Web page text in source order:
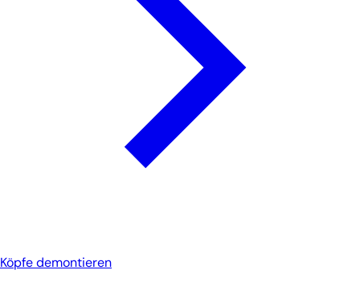
Köpfe demontieren